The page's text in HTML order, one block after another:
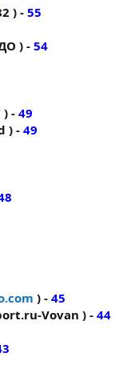
) - 55
) - 54
- 49
) - 49
) - 45
Vovan ) - 44